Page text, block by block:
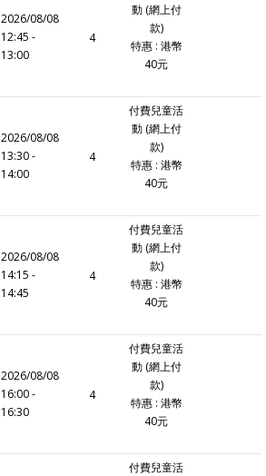
2026/08/08
12:45 -
13:00
4
動 (網上付
款)
特惠 : 港幣
40元
2026/08/08
13:30 -
14:00
4
付費兒童活
動 (網上付
款)
特惠 : 港幣
40元
2026/08/08
14:15 -
14:45
4
付費兒童活
動 (網上付
款)
特惠 : 港幣
40元
2026/08/08
16:00 -
16:30
4
付費兒童活
動 (網上付
款)
特惠 : 港幣
40元
付費兒童活